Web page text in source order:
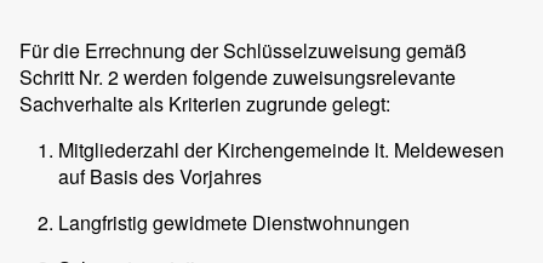
Für die Errechnung der Schlüsselzuweisung gemäß
Schritt Nr. 2 werden folgende zuweisungsrelevante
Sachverhalte als Kriterien zugrunde gelegt:
Mitgliederzahl der Kirchengemeinde lt. Meldewesen
auf Basis des Vorjahres
Langfristig gewidmete Dienstwohnungen